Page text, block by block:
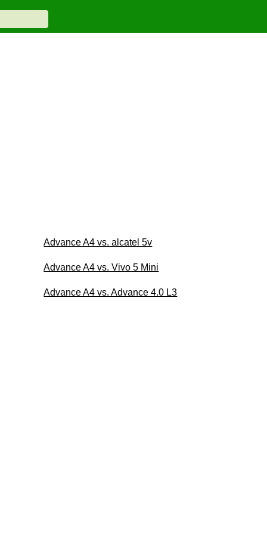
Advance A4 vs. alcatel 5v
Advance A4 vs. Vivo 5 Mini
Advance A4 vs. Advance 4.0 L3